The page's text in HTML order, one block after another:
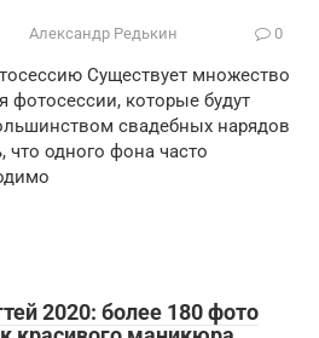
Александр Редькин 0
Существует множество
фотосессии, которые будут
свадебных нарядов
одного фона часто
2020: более 180 фото